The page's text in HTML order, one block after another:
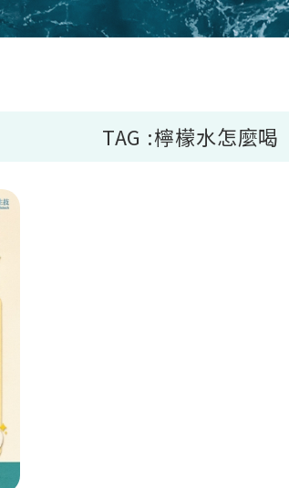
TAG :檸檬水怎麼喝